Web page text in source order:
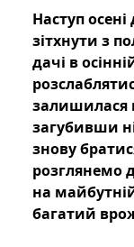
Наступ
зітхнути з
дачі в
залишилася
загубивши
знову
розглянемо
на
багатий